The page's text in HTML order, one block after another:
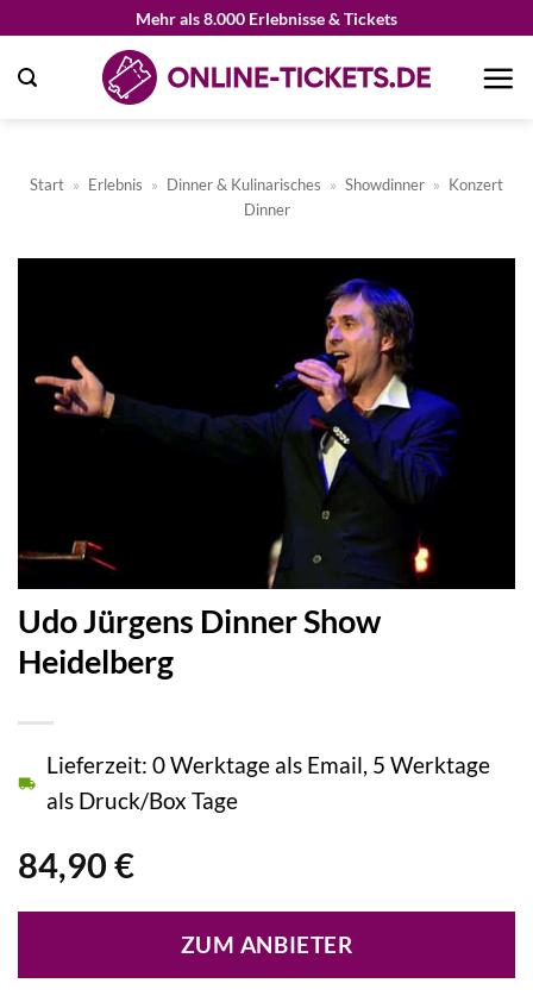
springen
Mehr als 8.000 Erlebnisse & Tickets
Start » Erlebnis » Dinner & Kulinarisches » Showdinner » Konzert
Dinner
Udo Jürgens Dinner Show
Heidelberg
84,90 €
Lieferzeit: 0 Werktage als Email, 5 Werktage
als Druck/Box Tage
ZUM ANBIETER